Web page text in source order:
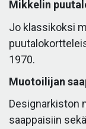
Mikkelin
Jo klassikoksi
1970.
Muotoilijan
Designarkiston
saappaisiin